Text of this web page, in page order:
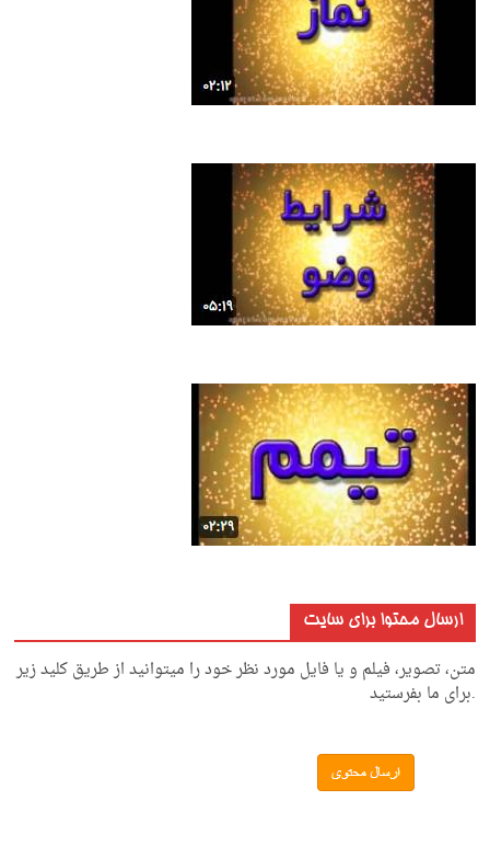
ارسال محتوا برای سایت
متن، تصویر، فیلم و یا فایل مورد نظر خود را میتوانید از طریق کلید زیر
.برای ما بفرستید